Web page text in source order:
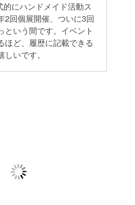
にハンドメイド活動ス
2回個展開催、ついに3回
という間です。イベント
ほど、履歴に記載できる
いです。